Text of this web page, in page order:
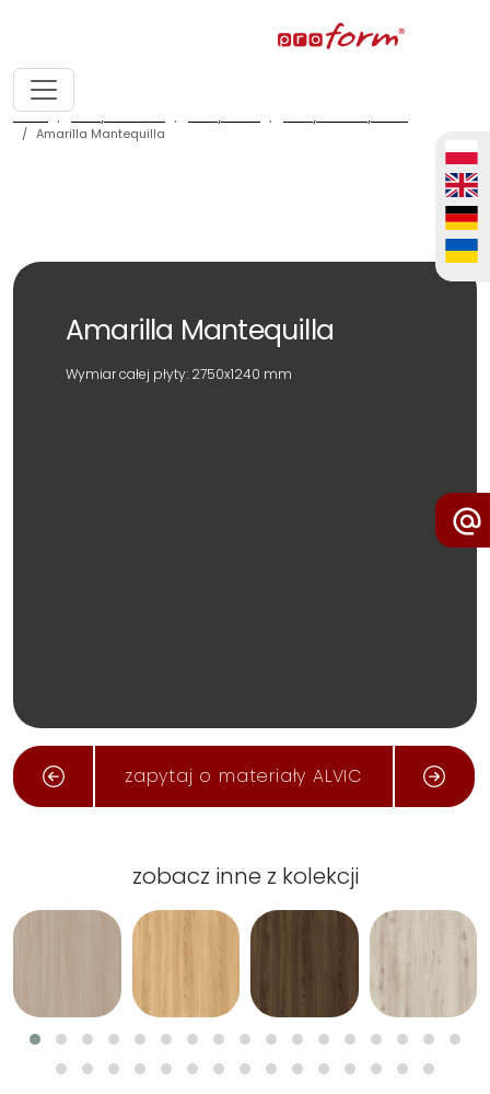
home fronty meblowe
Amarilla Mantequilla
Amarilla Mantequilla
Wymiar całej płyty: 2750x1240 mm
zapytaj o materiały ALVIC
zobacz inne z kolekcji